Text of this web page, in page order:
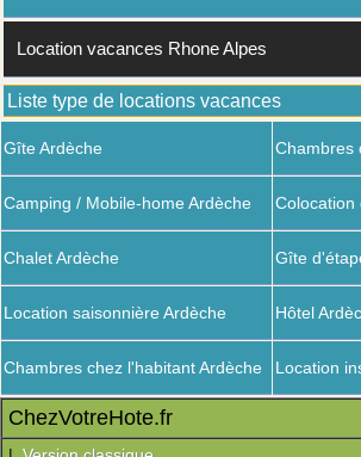
Location vacances Rhone Alpes
Liste type de locations vacances
Gîte Ardèche Chambres
Camping / Mobile-home Ardèche Colocation
Chalet Ardèche Gîte
Location saisonnière Ardèche Hôtel
Chambres chez l'habitant Ardèche Location
ChezVotreHote.fr